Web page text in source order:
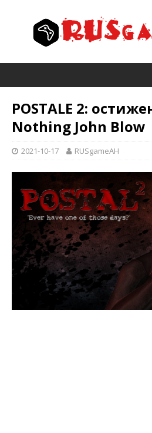
POSTALE 2:
Nothing John Blow
2021-10-17 RUSgameAH